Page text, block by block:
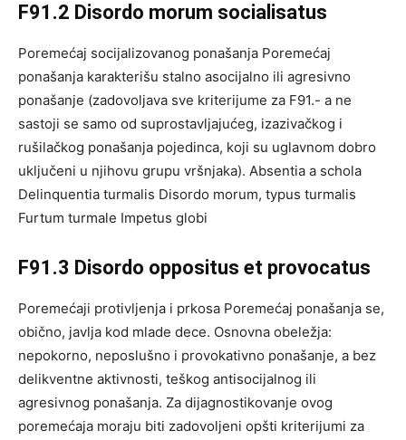
F91.2 Disordo morum socialisatus
Poremećaj socijalizovanog ponašanja Poremećaj
ponašanja karakterišu stalno asocijalno ili agresivno
ponašanje (zadovoljava sve kriterijume za F91.- a ne
sastoji se samo od suprostavljajućeg, izazivačkog i
rušilačkog ponašanja pojedinca, koji su uglavnom dobro
uključeni u njihovu grupu vršnjaka). Absentia a schola
Delinquentia turmalis Disordo morum, typus turmalis
Furtum turmale Impetus globi
F91.3 Disordo oppositus et provocatus
Poremećaji protivljenja i prkosa Poremećaj ponašanja se,
obično, javlja kod mlade dece. Osnovna obeležja:
nepokorno, neposlušno i provokativno ponašanje, a bez
delikventne aktivnosti, teškog antisocijalnog ili
agresivnog ponašanja. Za dijagnostikovanje ovog
poremećaja moraju biti zadovoljeni opšti kriterijumi za